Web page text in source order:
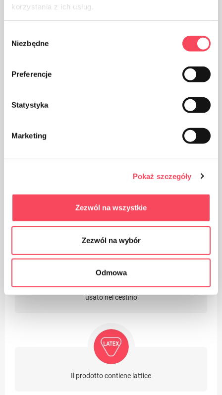
korzystania z ich usług.
zgody
Niezbędne
Preferencje
Statystyka
Marketing
Pokaż szczegóły
Zezwól na wszystkie
Zezwól na wybór
Odmowa
Il prodotto deve essere protetto dalla luce solare
Cura della pulizia, gettare l'imballaggio del prodotto
usato nel cestino
Il prodotto contiene lattice